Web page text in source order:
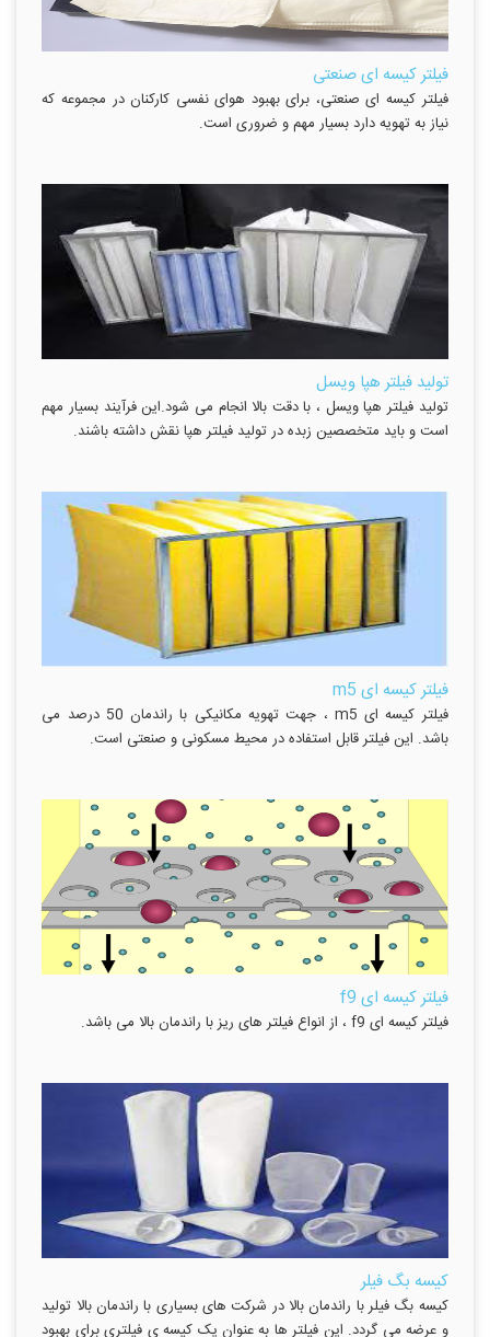
فیلتر کیسه ای صنعتی
فیلتر کیسه ای صنعتی، برای بهبود هوای نفسی کارکنان در مجموعه که
نیاز به تهویه دارد بسیار مهم و ضروری است.
تولید فیلتر هپا ویسل
تولید فیلتر هپا ویسل ، با دقت بالا انجام می شود.این فرآیند بسیار مهم
است و باید متخصصین زبده در تولید فیلتر هپا نقش داشته باشند.
فیلتر کیسه ای m5
فیلتر کیسه ای m5 ، جهت تهویه مکانیکی با راندمان 50 درصد می
باشد. این فیلتر قابل استفاده در محیط مسکونی و صنعتی است.
فیلتر کیسه ای f9
فیلتر کیسه ای f9 ، از انواع فیلتر های ریز با راندمان بالا می باشد.
کیسه بگ فیلر
کیسه بگ فیلر با راندمان بالا در شرکت های بسیاری با راندمان بالا تولید
و عرضه می گردد. این فیلتر ها به عنوان یک کیسه ی فیلتری برای بهبود